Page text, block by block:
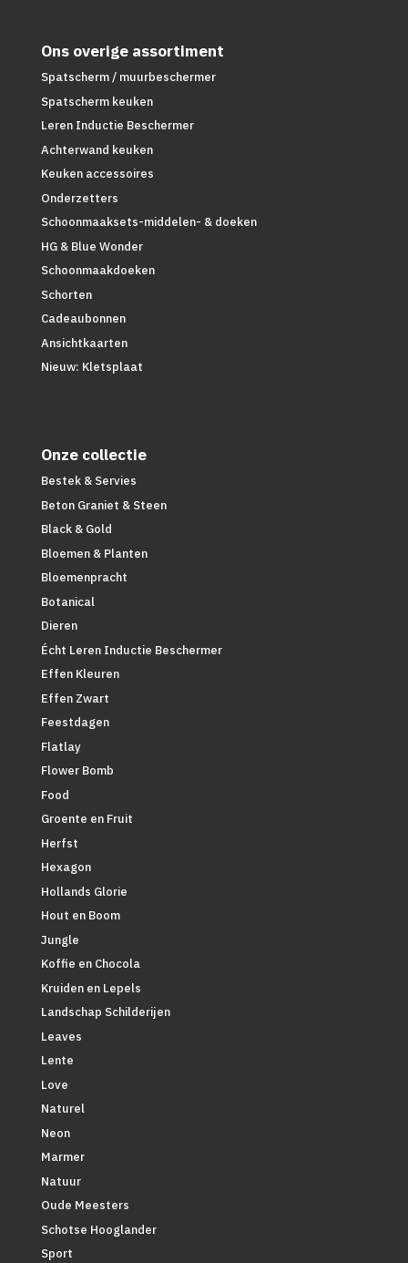
Ons overige assortiment
Spatscherm / muurbeschermer
Spatscherm keuken
Leren Inductie Beschermer
Achterwand keuken
Keuken accessoires
Onderzetters
Schoonmaaksets-middelen- & doeken
HG & Blue Wonder
Schoonmaakdoeken
Schorten
Cadeaubonnen
Ansichtkaarten
Nieuw: Kletsplaat
Onze collectie
Bestek & Servies
Beton Graniet & Steen
Black & Gold
Bloemen & Planten
Bloemenpracht
Botanical
Dieren
Écht Leren Inductie Beschermer
Effen Kleuren
Effen Zwart
Feestdagen
Flatlay
Flower Bomb
Food
Groente en Fruit
Herfst
Hexagon
Hollands Glorie
Hout en Boom
Jungle
Koffie en Chocola
Kruiden en Lepels
Landschap Schilderijen
Leaves
Lente
Love
Naturel
Neon
Marmer
Natuur
Oude Meesters
Schotse Hooglander
Sport